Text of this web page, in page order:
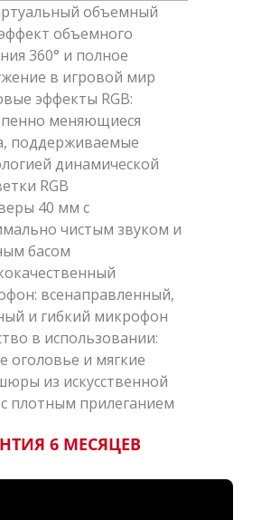
объемный
объемного
360° и полное
в игровой мир
эффекты RGB:
меняющиеся
поддерживаемые
динамической
RGB
40 мм с
чистым звуком и
басом
всенаправленный,
и гибкий микрофон
в использовании:
оголовье и мягкие
из искусственной
плотным прилеганием
6 МЕСЯЦЕВ